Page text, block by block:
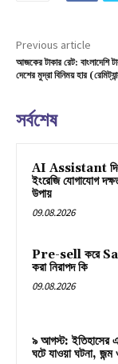
Previous article
আজকের টাকার রেট: বাংলাদেশি
দেশের মুদ্রা বিনিময় হার
সর্বশেষ
AI Assistant দিয়ে
ইংরেজি যোগাযোগ
উপায়
09.08.2026
Pre-sell করে
করা নিরাপদ কি
09.08.2026
৯ আগস্ট: ইতিহাসের
ঘটে যাওয়া ঘটনা, জন্ম